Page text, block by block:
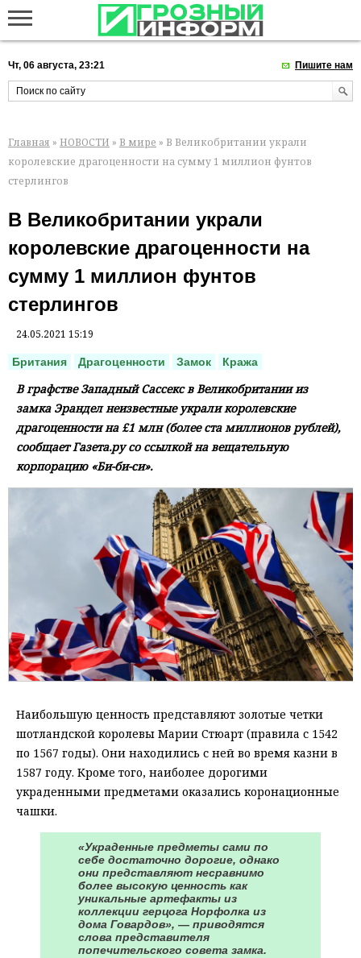
Чт, 06 августа, 23:21 Пишите нам
Главная » НОВОСТИ » В мире » В Великобритании украли
королевские драгоценности на сумму 1 миллион фунтов
стерлингов
В Великобритании украли
королевские драгоценности на
сумму 1 миллион фунтов
стерлингов
24.05.2021 15:19
Британия Драгоценности Замок Кража
В графстве Западный Сассекс в Великобритании из
замка Эрандел неизвестные украли королевские
драгоценности на £1 млн (более ста миллионов рублей),
сообщает Газета.ру со ссылкой на вещательную
корпорацию «Би-би-си».
Наибольшую ценность представляют золотые четки
шотландской королевы Марии Стюарт (правила с 1542
по 1567 годы). Они находились с ней во время казни в
1587 году. Кроме того, наиболее дорогими
украденными предметами оказались коронационные
чашки.
«Украденные предметы сами по
себе достаточно дорогие, однако
они представляют несравнимо
более высокую ценность как
уникальные артефакты из
коллекции герцога Норфолка из
дома Говардов», — приводятся
слова представителя
попечительского совета замка.